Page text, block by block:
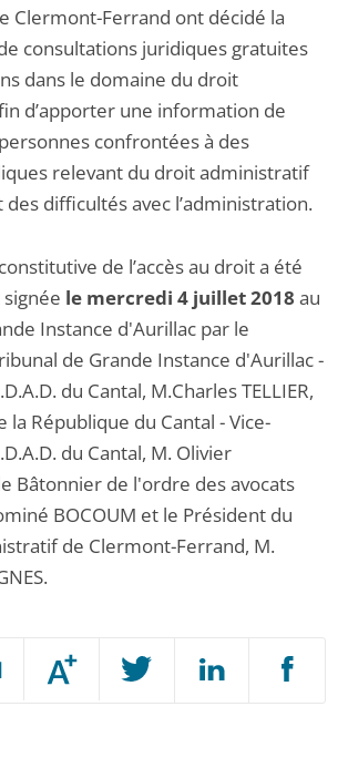
Augmenter
ou
Clermont-Ferrand ont décidé la
consultations juridiques gratuites
dans le domaine du droit
d’apporter une information de
confrontées à des
relevant du droit administratif
difficultés avec l’administration.
de l’accès au droit a été
le mercredi 4 juillet 2018 au
Instance d'Aurillac par le
de Grande Instance d'Aurillac -
du Cantal, M.Charles TELLIER,
la République du Cantal - Vice-
du Cantal, M. Olivier
Bâtonnier de l'ordre des avocats
BOCOUM et le Président du
de Clermont-Ferrand, M.